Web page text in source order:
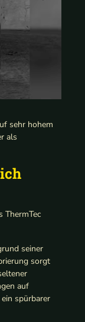
sehr hohem
als
ThermTec
seiner
sorgt
auf
spürbarer